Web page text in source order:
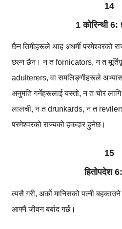
14
1 कोरिन्थी
छैन तिमीहरूले थाह अधर्मी परमेश्वरको
छल्न छैन। न त fornicators, न त
adulterers, वा समलिङ्गीहरूले
अनुमति गर्नेहरूलाई यस्तो, न त चोर
लालची, न त drunkards, न त
परमेश्वरको राज्यको हकदार हुनेछ।
15
हितोपदेश
त्यसै गरी, अर्को मानिसको पत्नी
आफ्नै जीवन बर्बाद गर्छ।